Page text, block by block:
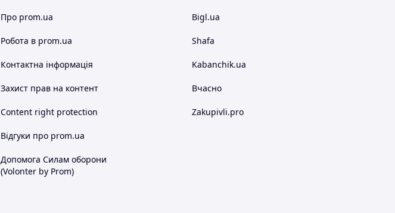
Про prom.ua
Робота в prom.ua
Контактна інформація
Захист прав на контент
Content right protection
Відгуки про prom.ua
Допомога Силам оборони
(Volonter by Prom)
Bigl.ua
Shafa
Kabanchik.ua
Вчасно
Zakupivli.pro